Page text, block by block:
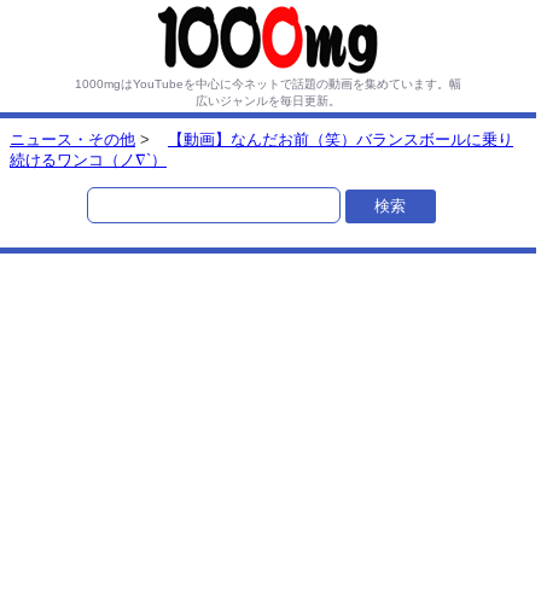
1000mgはYouTubeを中心に今ネットで話題の動画を集めています。 幅
広いジャンルを毎日更新。
ニュース・その他 >
【動画】なんだお前（笑）バランスボールに乗り
続けるワンコ（ノ∇`）